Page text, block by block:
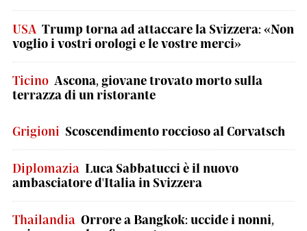
USA Trump torna ad attaccare la Svizzera: «Non
voglio i vostri orologi e le vostre merci»
Ticino Ascona, giovane trovato morto sulla
terrazza di un ristorante
Grigioni Scoscendimento roccioso al Corvatsch
Diplomazia Luca Sabbatucci è il nuovo
ambasciatore d'Italia in Svizzera
Thailandia Orrore a Bangkok: uccide i nonni,